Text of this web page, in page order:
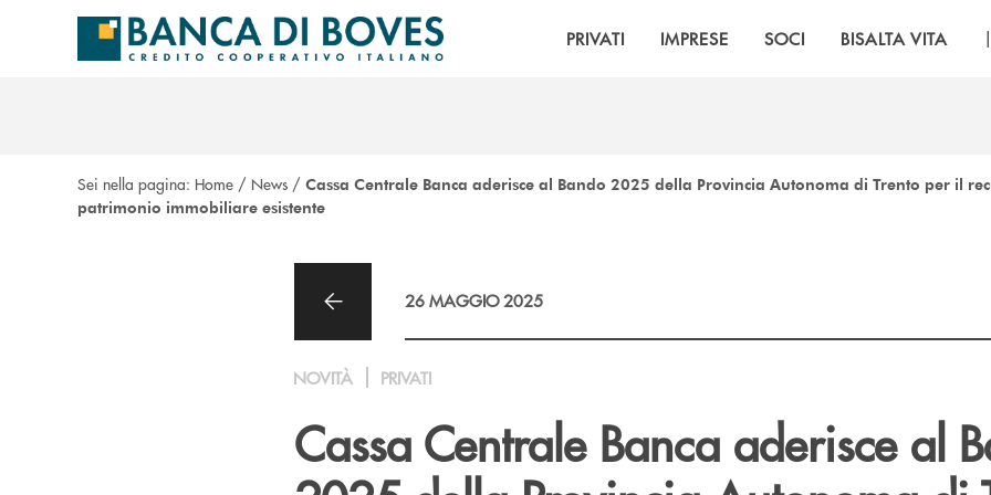
Salta al contenuto principale
PRIVATI IMPRESE SOCI BISALTA VITA |
Sei nella pagina: Home / News / Cassa Centrale Banca aderisce al Bando 2025 della Provincia Autonoma di Trento per il
patrimonio immobiliare esistente
26 MAGGIO 2025
NOVITÀ PRIVATI
Cassa Centrale Banca aderisce al